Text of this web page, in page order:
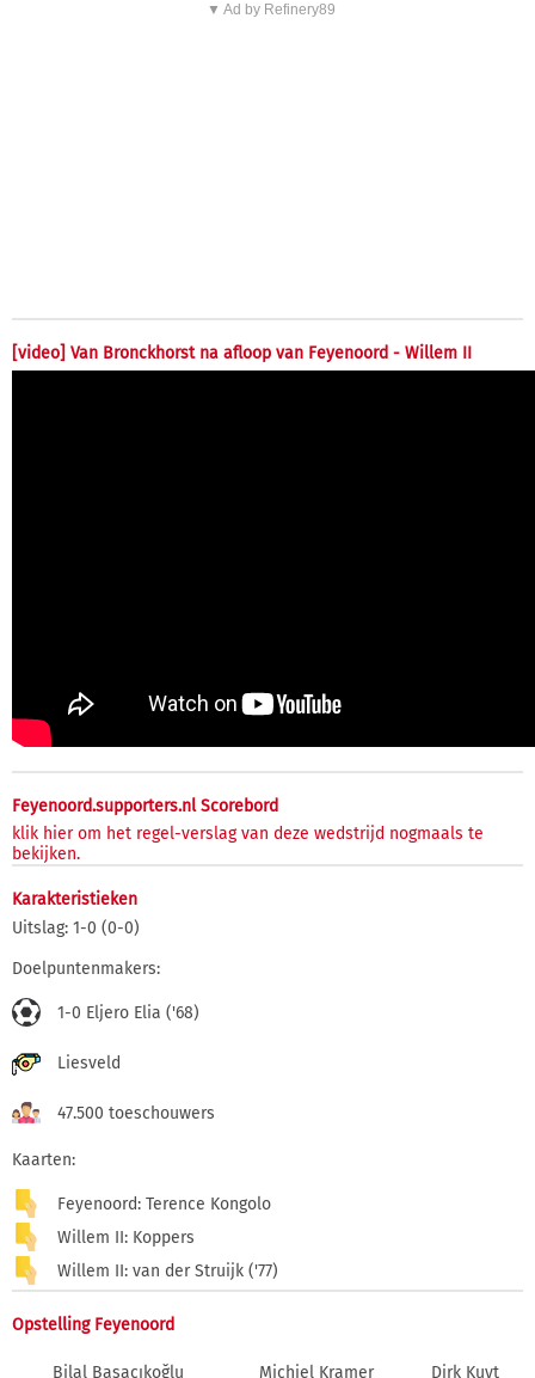
▼ Ad by Refinery89
[video] Van Bronckhorst na afloop van Feyenoord - Willem II
Feyenoord.supporters.nl Scorebord
klik hier om het regel-verslag van deze wedstrijd nogmaals te
bekijken.
Karakteristieken
Uitslag: 1-0 (0-0)
Doelpuntenmakers:
1-0 Eljero Elia ('68)
Liesveld
47.500 toeschouwers
Kaarten:
Feyenoord: Terence Kongolo
Willem II: Koppers
Willem II: van der Struijk ('77)
Opstelling Feyenoord
Bilal Başacıkoğlu Michiel Kramer Dirk Kuyt